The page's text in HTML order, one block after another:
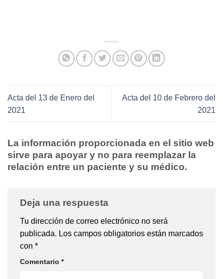
Acta del 13 de Enero del
2021
Acta del 10 de Febrero del
2021
La información proporcionada en el sitio web
sirve para apoyar y no para reemplazar la
relación entre un paciente y su médico.
Deja una respuesta
Tu dirección de correo electrónico no será
publicada. Los campos obligatorios están marcados
con *
Comentario *